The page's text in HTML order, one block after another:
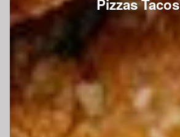
Pizzas Tacos